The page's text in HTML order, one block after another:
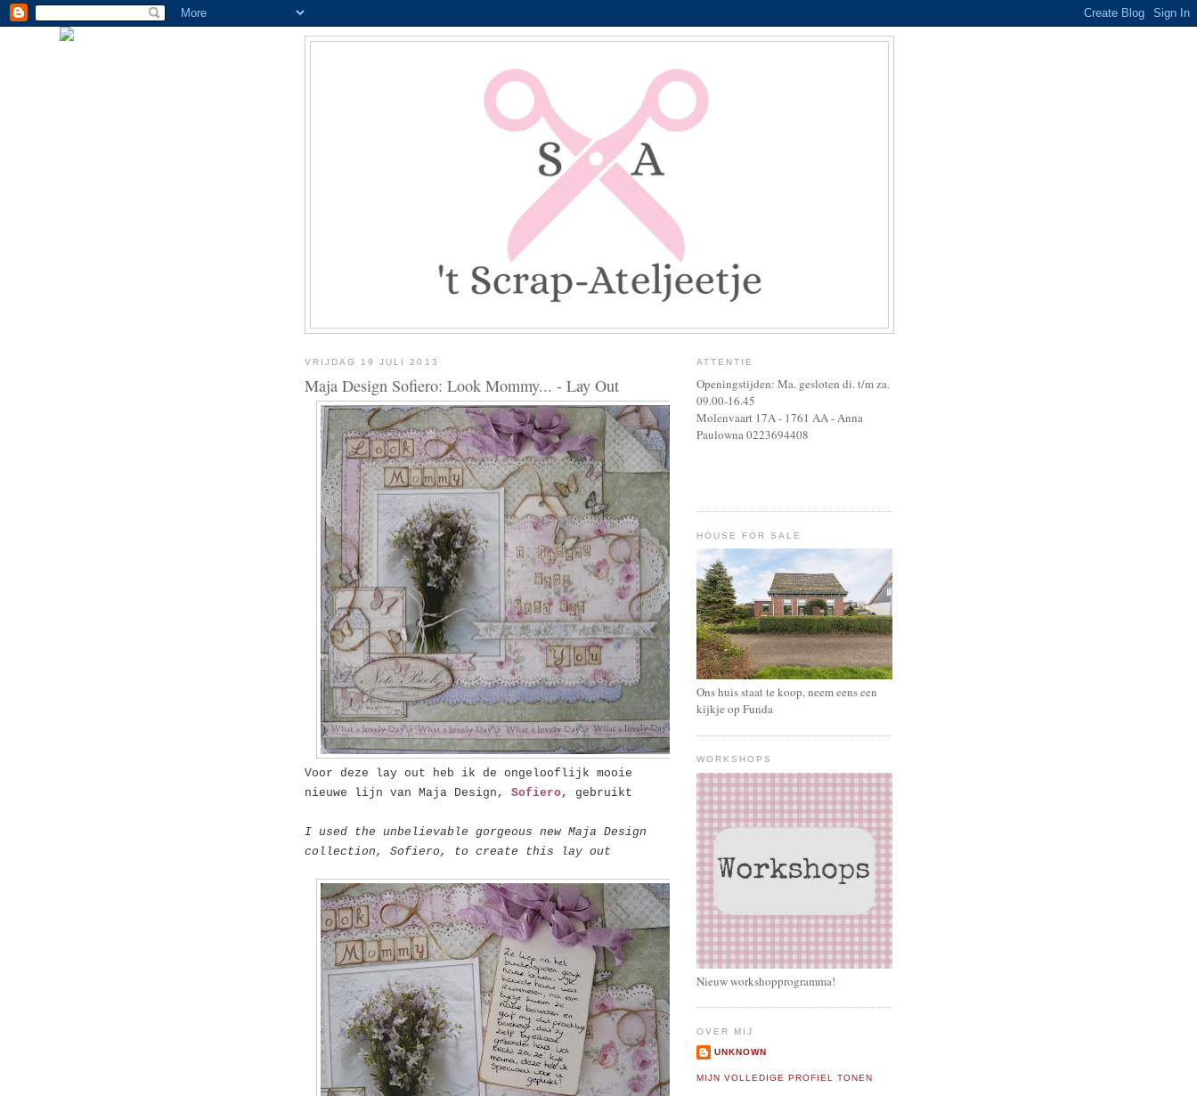
VRIJDAG 19 JULI 2013
Maja Design Sofiero: Look Mommy... - Lay Out
Voor deze lay out heb ik de ongelooflijk mooie
nieuwe lijn van Maja Design, Sofiero, gebruikt
I used the unbelievable gorgeous new Maja Design
collection, Sofiero, to create this lay out
ATTENTIE
Openingstijden: Ma. gesloten di. t/m za.
09.00-16.45
Molenvaart 17A - 1761 AA - Anna
Paulowna 0223694408
HOUSE FOR SALE
Ons huis staat te koop, neem eens een
kijkje op Funda
WORKSHOPS
Nieuw workshopprogramma!
OVER MIJ
UNKNOWN
MIJN VOLLEDIGE PROFIEL TONEN